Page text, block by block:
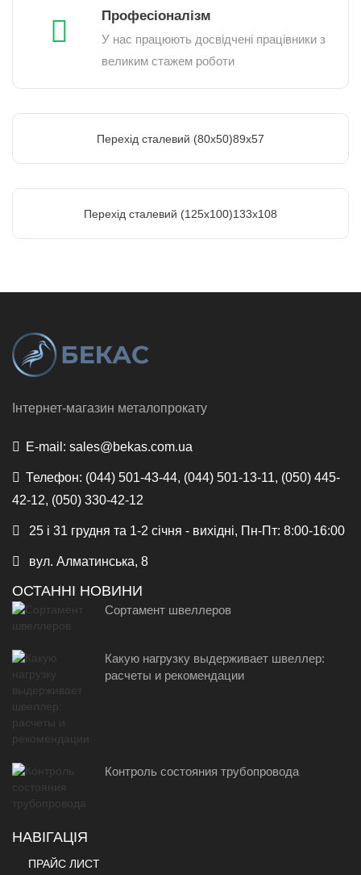
Професіоналізм
У нас працюють досвідчені працівники з
великим стажем роботи
Перехід сталевий (80х50)89х57
Перехід сталевий (125х100)133х108
Інтернет-магазин металопрокату
E-mail: sales@bekas.com.ua
Телефон: (044) 501-43-44, (044) 501-13-11, (050) 445-
42-12, (050) 330-42-12
25 і 31 грудня та 1-2 січня - вихідні, Пн-Пт: 8:00-16:00
вул. Алматинська, 8
ОСТАННІ НОВИНИ
Сортамент швеллеров
Какую нагрузку выдерживает швеллер:
расчеты и рекомендации
Контроль состояния трубопровода
НАВІГАЦІЯ
ПРАЙС ЛИСТ